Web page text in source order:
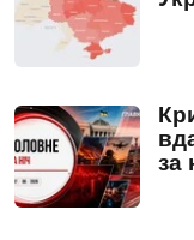
за